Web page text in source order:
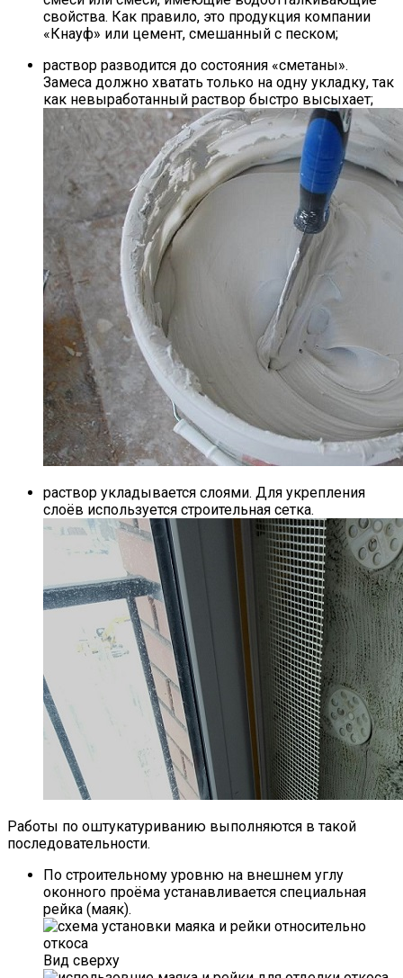
свойства. Как правило, это продукция компании
«Кнауф» или цемент, смешанный с песком;
раствор разводится до состояния «сметаны».
Замеса должно хватать только на одну укладку, так
как невыработанный раствор быстро высыхает;
раствор укладывается слоями. Для укрепления
слоёв используется строительная сетка.
Работы по оштукатуриванию выполняются в такой
последовательности.
По строительному уровню на внешнем углу
оконного проёма устанавливается специальная
рейка (маяк).
Вид сверху